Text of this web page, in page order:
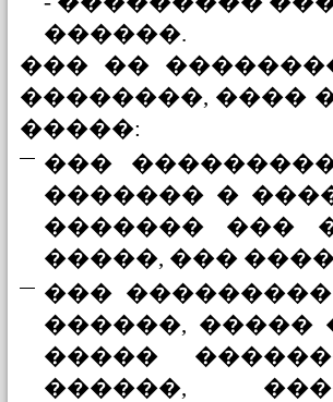
������.
��� ��
��������, ����
�����:
���
������� �
������� ���
�����, ���
���
������, �����
�����
������,